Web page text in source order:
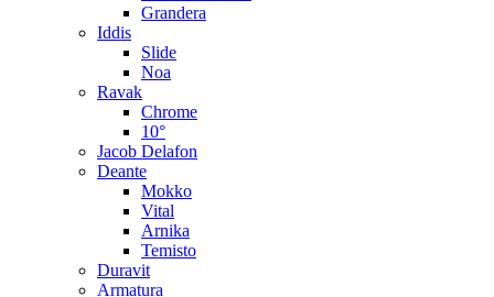
Grandera
Iddis
Slide
Noa
Ravak
Chrome
10°
Jacob Delafon
Deante
Mokko
Vital
Arnika
Temisto
Duravit
Armatura